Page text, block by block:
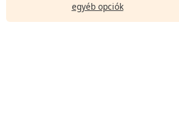
egyéb opciók